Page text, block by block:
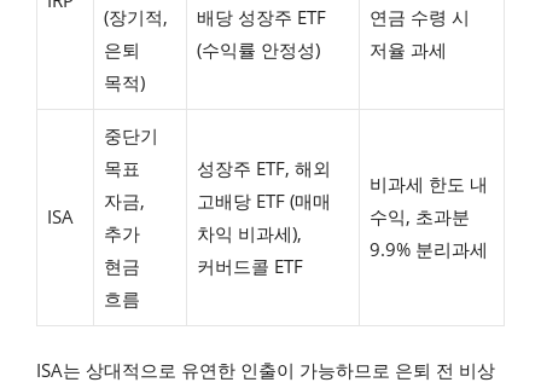
(장기적,
은퇴
목적)
배당 성장주 ETF
(수익률 안정성)
연금 수령 시
저율 과세
ISA
중단기
목표
자금,
추가
현금
흐름
성장주 ETF, 해외
고배당 ETF (매매
차익 비과세),
커버드콜 ETF
비과세 한도 내
수익, 초과분
9.9% 분리과세
ISA는 상대적으로 유연한 인출이 가능하므로 은퇴 전 비상